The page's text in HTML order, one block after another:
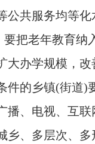
公共服务均等化
要把老年教育纳
大办学规模，
件的乡镇(街道)
播、电视、互
乡、多层次、